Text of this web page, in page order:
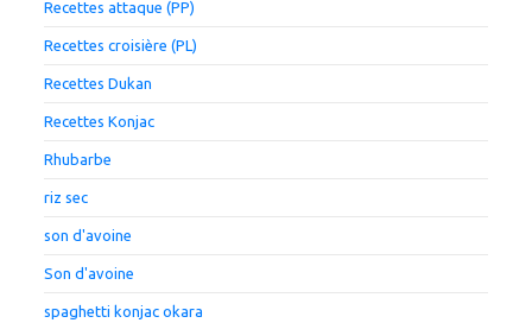
Recettes attaque (PP)
Recettes croisière (PL)
Recettes Dukan
Recettes Konjac
Rhubarbe
riz sec
son d'avoine
Son d'avoine
spaghetti konjac okara